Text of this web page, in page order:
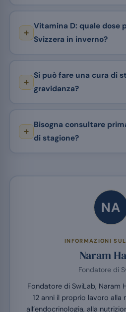
Vitamina D: quale dose
Svizzera in inverno?
Si può fare una cura di
gravidanza?
Bisogna consultare
di stagione?
NA
INFORMAZIONI
Naram
Fondatore di
Fondatore di SwiLab, Naram
12 anni il proprio lavoro alla
all’endocrinologia, alla